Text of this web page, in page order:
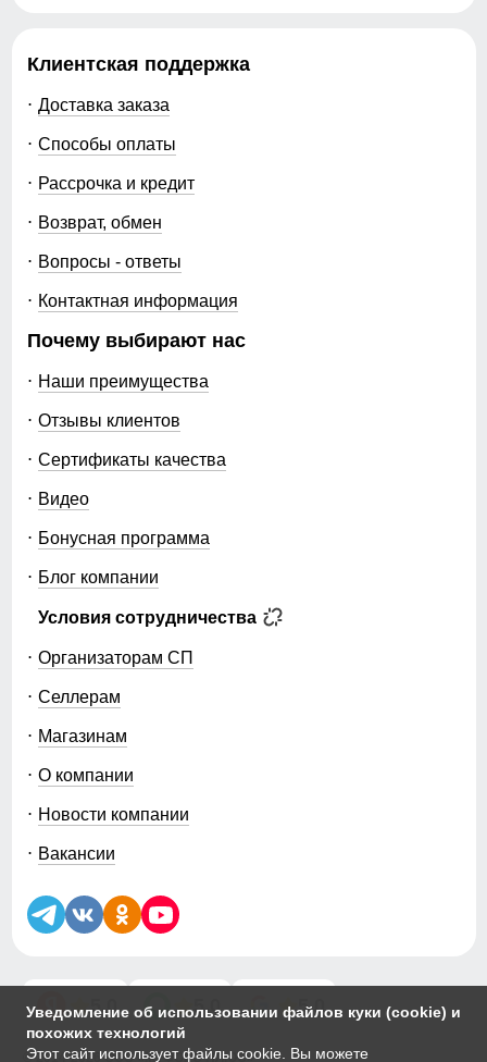
Уведомление об использовании файлов куки (cookie) и
похожих технологий
Этот сайт использует файлы cookie. Вы можете
Клиентская поддержка
Доставка заказа
Способы оплаты
Рассрочка и кредит
Возврат, обмен
Вопросы - ответы
Контактная информация
Почему выбирают нас
Наши преимущества
Отзывы клиентов
Сертификаты качества
Видео
Бонусная программа
Блог компании
Условия сотрудничества
Организаторам СП
Селлерам
Магазинам
О компании
Новости компании
Вакансии
5.0 5.0 5.0
© 2014-2026 ООО «МТФОРС ПЛЮС»